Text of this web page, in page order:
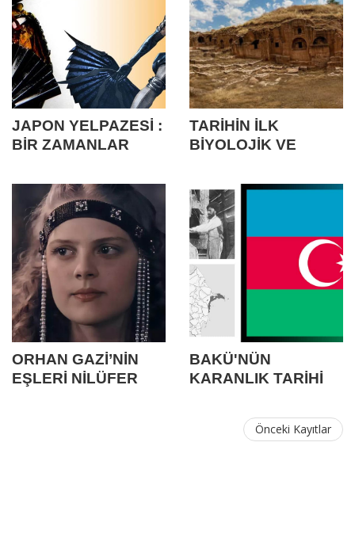
JAPON YELPAZESİ :
BİR ZAMANLAR
VARDIM
TARİHİN İLK
BİYOLOJİK VE
SAVAŞLARI
ORHAN GAZİ’NİN
EŞLERİ NİLÜFER
BAKÜ'NÜN
KARANLIK TARİHİ
Önceki Kayıtlar